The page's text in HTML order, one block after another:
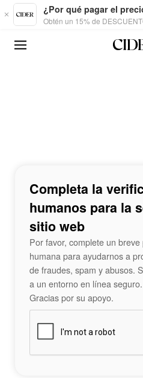
Skip to main content
¿Por qué pagar el
Obtén un 15% de
Completa la
humanos para la
sitio web
Por favor, complete un
humana para ayudarnos a
de fraudes, spam y abusos.
a un entorno en línea seguro.
Gracias por su apoyo.